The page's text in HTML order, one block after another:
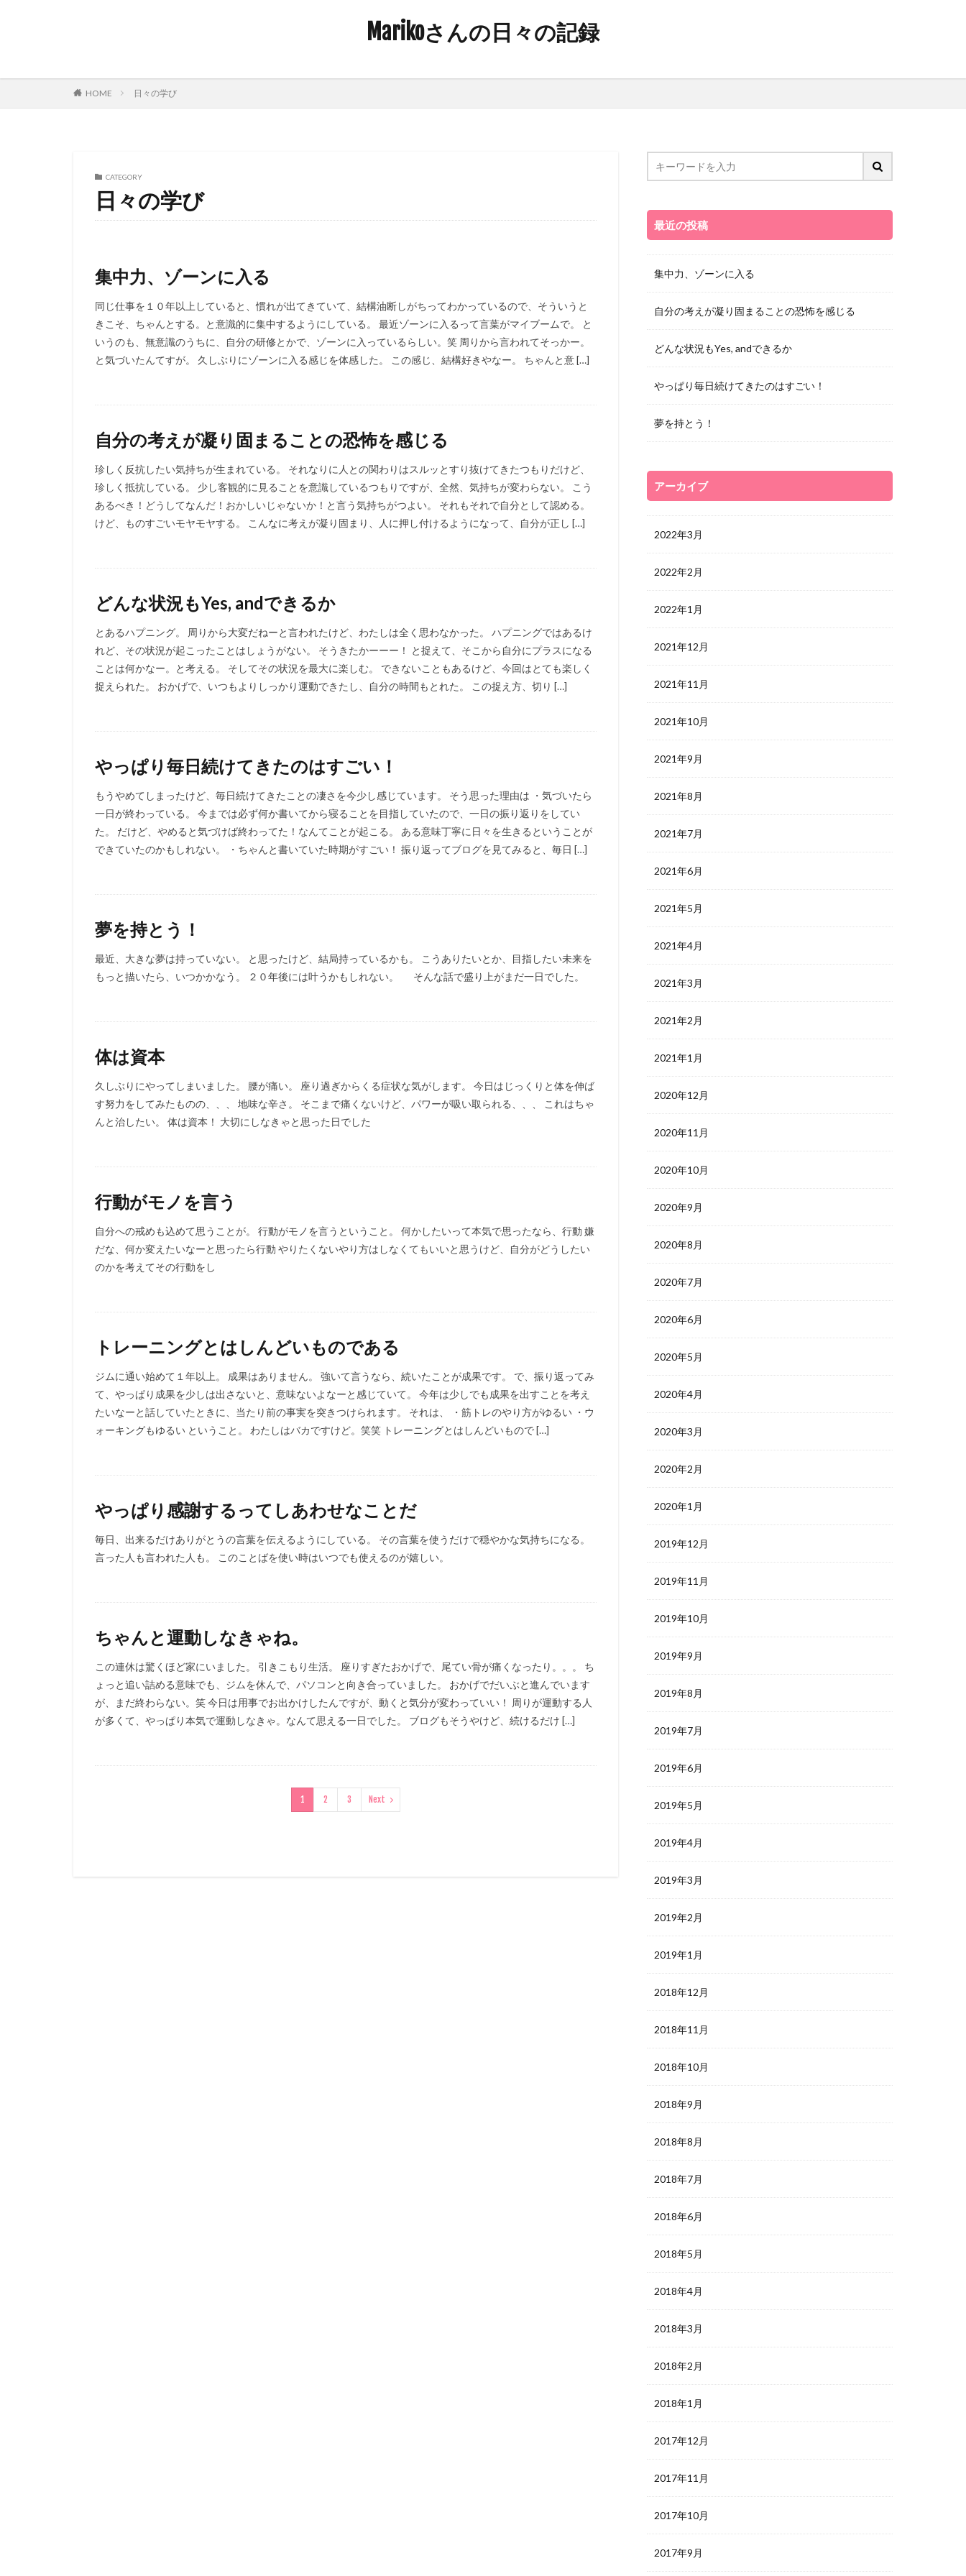
Marikoさんの日々の記録
HOME 日々の学び
CATEGORY
日々の学び
集中力、ゾーンに入る
同じ仕事を１０年以上していると、慣れが出てきていて、結構油断しがちってわかっているので、そういうと
きこそ、ちゃんとする。と意識的に集中するようにしている。 最近ゾーンに入るって言葉がマイブームで。 と
いうのも、無意識のうちに、自分の研修とかで、ゾーンに入っているらしい。笑 周りから言われてそっかー。
と気づいたんてすが。 久しぶりにゾーンに入る感じを体感した。 この感じ、結構好きやなー。 ちゃんと意 […]
自分の考えが凝り固まることの恐怖を感じる
珍しく反抗したい気持ちが生まれている。 それなりに人との関わりはスルッとすり抜けてきたつもりだけど、
珍しく抵抗している。 少し客観的に見ることを意識しているつもりですが、全然、気持ちが変わらない。 こう
あるべき！どうしてなんだ！おかしいじゃないか！と言う気持ちがつよい。 それもそれで自分として認める。
けど、ものすごいモヤモヤする。 こんなに考えが凝り固まり、人に押し付けるようになって、自分が正し […]
どんな状況もYes, andできるか
とあるハプニング。 周りから大変だねーと言われたけど、わたしは全く思わなかった。 ハプニングではあるけ
れど、その状況が起こったことはしょうがない。 そうきたかーーー！ と捉えて、そこから自分にプラスになる
ことは何かなー。と考える。 そしてその状況を最大に楽しむ。 できないこともあるけど、今回はとても楽しく
捉えられた。 おかげで、いつもよりしっかり運動できたし、自分の時間もとれた。 この捉え方、切り […]
やっぱり毎日続けてきたのはすごい！
もうやめてしまったけど、毎日続けてきたことの凄さを今少し感じています。 そう思った理由は ・気づいたら
一日が終わっている。 今までは必ず何か書いてから寝ることを目指していたので、一日の振り返りをしてい
た。 だけど、やめると気づけば終わってた！なんてことが起こる。 ある意味丁寧に日々を生きるということが
できていたのかもしれない。 ・ちゃんと書いていた時期がすごい！ 振り返ってブログを見てみると、毎日 […]
夢を持とう！
最近、大きな夢は持っていない。 と思ったけど、結局持っているかも。 こうありたいとか、目指したい未来を
もっと描いたら、いつかかなう。 ２０年後には叶うかもしれない。 そんな話で盛り上がまだ一日でした。
体は資本
久しぶりにやってしまいました。 腰が痛い。 座り過ぎからくる症状な気がします。 今日はじっくりと体を伸ば
す努力をしてみたものの、、、 地味な辛さ。 そこまで痛くないけど、パワーが吸い取られる、、、 これはちゃ
んと治したい。 体は資本！ 大切にしなきゃと思った日でした
行動がモノを言う
自分への戒めも込めて思うことが。 行動がモノを言うということ。 何かしたいって本気で思ったなら、行動 嫌
だな、何か変えたいなーと思ったら行動 やりたくないやり方はしなくてもいいと思うけど、自分がどうしたい
のかを考えてその行動をし
トレーニングとはしんどいものである
ジムに通い始めて１年以上。 成果はありません。 強いて言うなら、続いたことが成果です。 で、振り返ってみ
て、やっぱり成果を少しは出さないと、意味ないよなーと感じていて。 今年は少しでも成果を出すことを考え
たいなーと話していたときに、当たり前の事実を突きつけられます。 それは、 ・筋トレのやり方がゆるい ・ウ
ォーキングもゆるい ということ。 わたしはバカですけど。笑笑 トレーニングとはしんどいもので […]
やっぱり感謝するってしあわせなことだ
毎日、出来るだけありがとうの言葉を伝えるようにしている。 その言葉を使うだけで穏やかな気持ちになる。
言った人も言われた人も。 このことばを使い時はいつでも使えるのが嬉しい。
ちゃんと運動しなきゃね。
この連休は驚くほど家にいました。 引きこもり生活。 座りすぎたおかげで、尾てい骨が痛くなったり。。。 ち
ょっと追い詰める意味でも、ジムを休んで、パソコンと向き合っていました。 おかげでだいぶと進んでいます
が、まだ終わらない。笑 今日は用事でお出かけしたんですが、動くと気分が変わっていい！ 周りが運動する人
が多くて、やっぱり本気で運動しなきゃ。なんて思える一日でした。 ブログもそうやけど、続けるだけ […]
1 2 3 Next
最近の投稿
集中力、ゾーンに入る
自分の考えが凝り固まることの恐怖を感じる
どんな状況もYes, andできるか
やっぱり毎日続けてきたのはすごい！
夢を持とう！
アーカイブ
2022年3月
2022年2月
2022年1月
2021年12月
2021年11月
2021年10月
2021年9月
2021年8月
2021年7月
2021年6月
2021年5月
2021年4月
2021年3月
2021年2月
2021年1月
2020年12月
2020年11月
2020年10月
2020年9月
2020年8月
2020年7月
2020年6月
2020年5月
2020年4月
2020年3月
2020年2月
2020年1月
2019年12月
2019年11月
2019年10月
2019年9月
2019年8月
2019年7月
2019年6月
2019年5月
2019年4月
2019年3月
2019年2月
2019年1月
2018年12月
2018年11月
2018年10月
2018年9月
2018年8月
2018年7月
2018年6月
2018年5月
2018年4月
2018年3月
2018年2月
2018年1月
2017年12月
2017年11月
2017年10月
2017年9月